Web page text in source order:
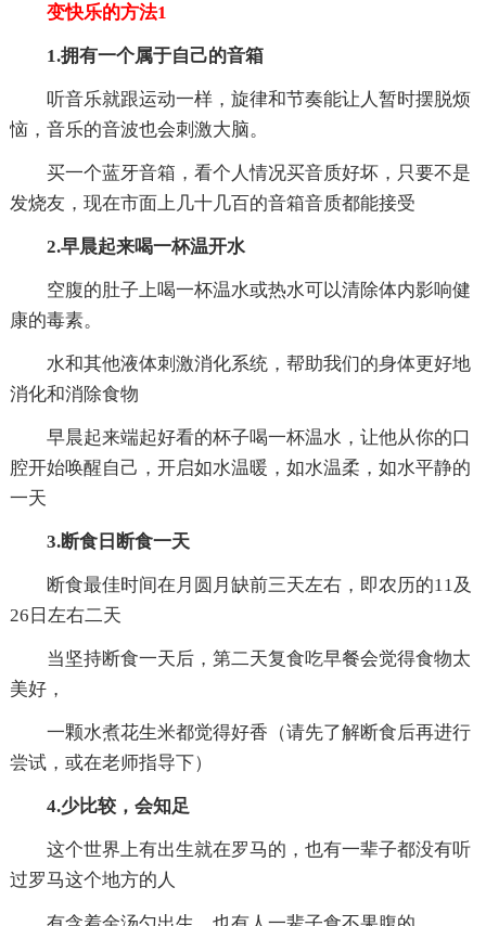
变快乐的方法1
1.拥有一个属于自己的音箱
听音乐就跟运动一样，旋律和节奏能让人暂时摆脱烦
恼，音乐的音波也会刺激大脑。
买一个蓝牙音箱，看个人情况买音质好坏，只要不是
发烧友，现在市面上几十几百的音箱音质都能接受
2.早晨起来喝一杯温开水
空腹的肚子上喝一杯温水或热水可以清除体内影响健
康的毒素。
水和其他液体刺激消化系统，帮助我们的身体更好地
消化和消除食物
早晨起来端起好看的杯子喝一杯温水，让他从你的口
腔开始唤醒自己，开启如水温暖，如水温柔，如水平静的
一天
3.断食日断食一天
断食最佳时间在月圆月缺前三天左右，即农历的11及
26日左右二天
当坚持断食一天后，第二天复食吃早餐会觉得食物太
美好，
一颗水煮花生米都觉得好香（请先了解断食后再进行
尝试，或在老师指导下）
4.少比较，会知足
这个世界上有出生就在罗马的，也有一辈子都没有听
过罗马这个地方的人